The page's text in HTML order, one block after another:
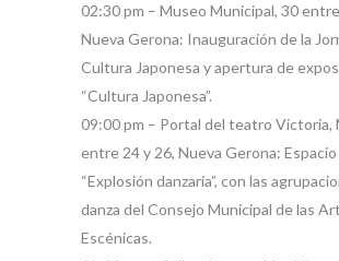
02:30 pm – Museo Municipal, 30
Nueva Gerona: Inauguración de la
Cultura Japonesa y apertura de
“Cultura Japonesa”.
09:00 pm – Portal del teatro Victoria,
entre 24 y 26, Nueva Gerona: Espacio
“Explosión danzaria”, con las
danza del Consejo Municipal de las
Escénicas.